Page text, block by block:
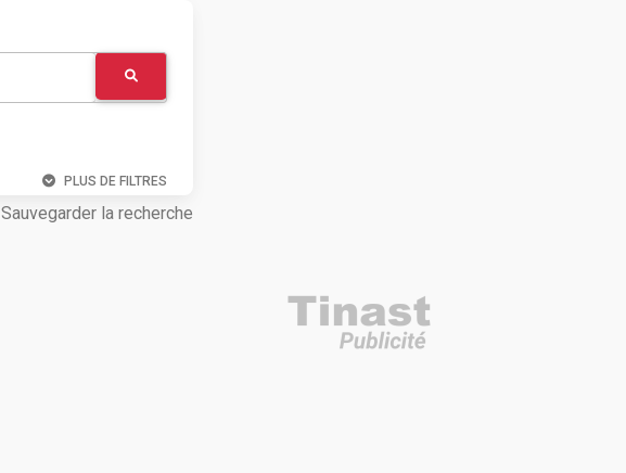
PLUS DE FILTRES
Sauvegarder la recherche